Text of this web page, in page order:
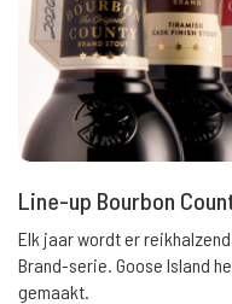
Line-up Bourbon
Elk jaar wordt er
Brand-serie. Goose Island
gemaakt.